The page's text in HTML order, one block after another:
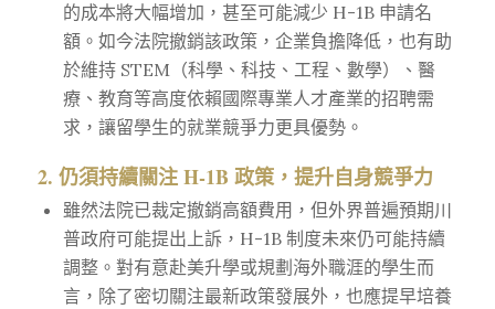
的成本將大幅增加，甚至可能減少 H-1B 申請名
額。如今法院撤銷該政策，企業負擔降低，也有助
於維持 STEM（科學、科技、工程、數學）、醫
療、教育等高度依賴國際專業人才產業的招聘需
求，讓留學生的就業競爭力更具優勢。
2. 仍須持續關注 H-1B 政策，提升自身競爭力
雖然法院已裁定撤銷高額費用，但外界普遍預期川
普政府可能提出上訴，H-1B 制度未來仍可能持續
調整。對有意赴美升學或規劃海外職涯的學生而
言，除了密切關注最新政策發展外，也應提早培養